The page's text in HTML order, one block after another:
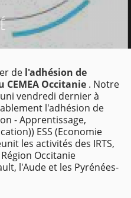
de l'adhésion de
CEMEA Occitanie . Notre
vendredi dernier à
l'adhésion de
- Apprentissage,
ESS (Economie
les activités des IRTS,
Région Occitanie
l'Aude et les Pyrénées-